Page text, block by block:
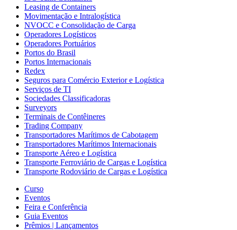
Leasing de Containers
Movimentação e Intralogística
NVOCC e Consolidação de Carga
Operadores Logísticos
Operadores Portuários
Portos do Brasil
Portos Internacionais
Redex
Seguros para Comércio Exterior e Logística
Serviços de TI
Sociedades Classificadoras
Surveyors
Terminais de Contêineres
Trading Company
Transportadores Marítimos de Cabotagem
Transportadores Marítimos Internacionais
Transporte Aéreo e Logística
Transporte Ferroviário de Cargas e Logística
Transporte Rodoviário de Cargas e Logística
Curso
Eventos
Feira e Conferência
Guia Eventos
Prêmios | Lançamentos